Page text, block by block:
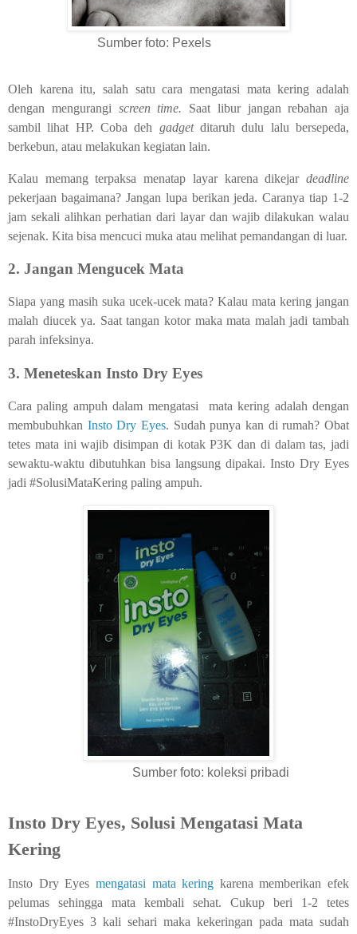
Sumber foto: Pexels
Oleh karena itu, salah satu cara mengatasi mata kering adalah
dengan mengurangi screen time. Saat libur jangan rebahan aja
sambil lihat HP. Coba deh gadgetditaruh dulu lalu bersepeda,
berkebun, atau melakukan kegiatan lain.
Kalau memang terpaksa menatap layar karena dikejar deadline
pekerjaan bagaimana? Jangan lupa berikan jeda. Caranya tiap 1-2
jam sekali alihkan perhatian dari layar dan wajib dilakukan walau
sejenak. Kita bisa mencuci muka atau melihat pemandangan di luar.
2. Jangan Mengucek Mata
Siapa yang masih suka ucek-ucek mata? Kalau mata kering jangan
malah diucek ya. Saat tangan kotor maka mata malah jadi tambah
parah infeksinya.
3. Meneteskan Insto Dry Eyes
Cara paling ampuh dalam mengatasi
mata kering adalah dengan
membubuhkan Insto Dry Eyes. Sudah punya kan di rumah? Obat
tetes mata ini wajib disimpan di kotak P3K dan di dalam tas, jadi
sewaktu-waktu dibutuhkan bisa langsung dipakai. Insto Dry Eyes
jadi #SolusiMataKering paling ampuh.
Sumber foto: koleksi pribadi
Insto Dry Eyes, Solusi Mengatasi Mata
Kering
Insto Dry Eyes mengatasi mata kering karena memberikan efek
pelumas sehingga mata kembali sehat. Cukup beri 1-2 tetes
#InstoDryEyes 3 kali sehari maka kekeringan pada mata sudah